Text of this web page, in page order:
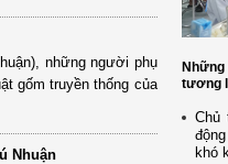
những người phụ
gốm truyền thống của
Nhuận
tương
Chủ
khó